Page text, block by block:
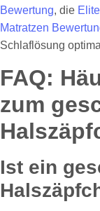
Bewertung, die
Matratzen
Schlaflösung
FAQ:
zum
Ist ein